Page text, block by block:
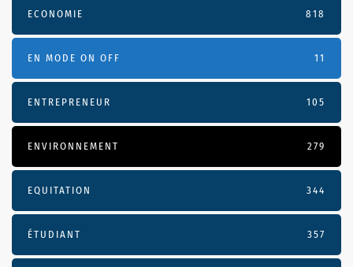
ECONOMIE 818
EN MODE ON OFF 11
ENTREPRENEUR 105
ENVIRONNEMENT 279
EQUITATION 344
ÉTUDIANT 357